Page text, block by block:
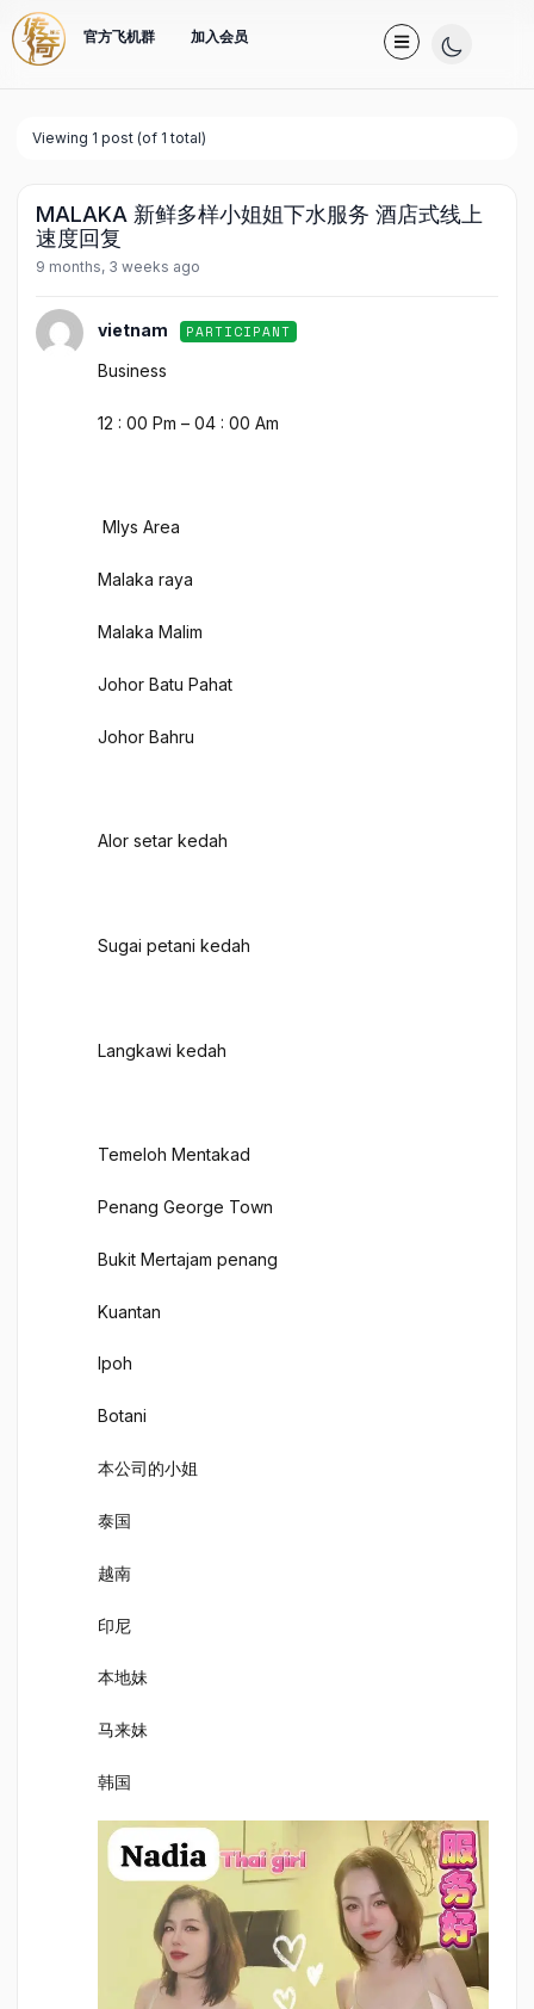
官方飞机群 加入会员
Viewing 1 post (of 1 total)
MALAKA 新鲜多样小姐姐下水服务 酒店式线上
速度回复
9 months, 3 weeks ago
vietnam PARTICIPANT
Business
12 : 00 Pm – 04 : 00 Am
Mlys Area
Malaka raya
​Malaka Malim
Johor Batu Pahat
Johor Bahru
​Alor setar kedah
​Sugai petani kedah
​Langkawi kedah
​Temeloh Mentakad
Penang George Town
Bukit Mertajam penang
Kuantan
Ipoh
Botani
本公司的小姐
泰国
越南
印尼
本地妹
马来妹
韩国